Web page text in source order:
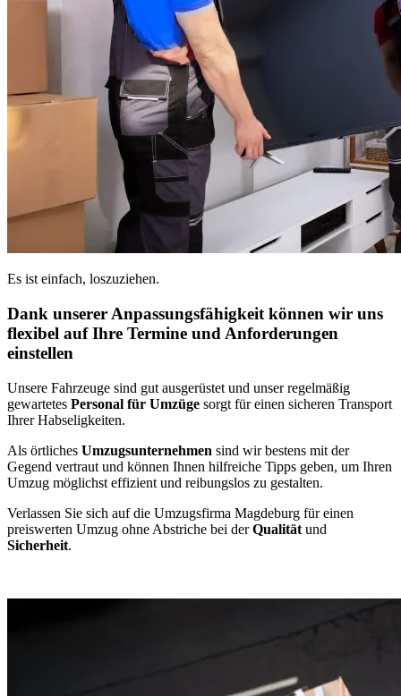
Es ist einfach, loszuziehen.
Dank unserer Anpassungsfähigkeit können wir uns
flexibel auf Ihre Termine und Anforderungen
einstellen
Unsere Fahrzeuge sind gut ausgerüstet und unser regelmäßig
gewartetes Personal für Umzüge sorgt für einen sicheren Transport
Ihrer Habseligkeiten.
Als örtliches Umzugsunternehmen sind wir bestens mit der
Gegend vertraut und können Ihnen hilfreiche Tipps geben, um Ihren
Umzug möglichst effizient und reibungslos zu gestalten.
Verlassen Sie sich auf die Umzugsfirma Magdeburg für einen
preiswerten Umzug ohne Abstriche bei derQualität und
Sicherheit.